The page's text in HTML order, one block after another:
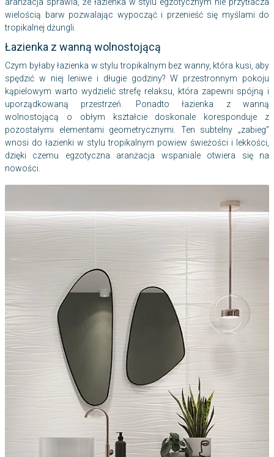
aranżacja sprawia, że łazienka w stylu egzotycznym nie przytłacza
wielością barw pozwalając wypocząć i przenieść się myślami do
tropikalnej dżungli.
Łazienka z wanną wolnostojącą
Czym byłaby łazienka w stylu tropikalnym bez wanny, która kusi, aby
spędzić w niej leniwe i długie godziny? W przestronnym pokoju
kąpielowym warto wydzielić strefę relaksu, która zapewni spójną i
uporządkowaną przestrzeń. Ponadto łazienka z wanną
wolnostojącą o obłym kształcie doskonale koresponduje z
pozostałymi elementami geometrycznymi. Ten subtelny „zabieg”
wnosi do łazienki w stylu tropikalnym powiew świeżości i lekkości,
dzięki czemu egzotyczna aranżacja wspaniale otwiera się na
nowości.